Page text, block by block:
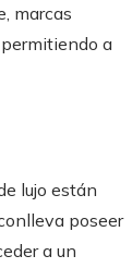
marcas
a
lujo están
poseer
a un